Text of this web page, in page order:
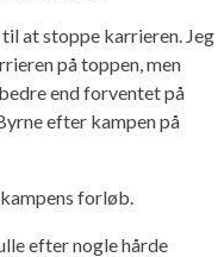
at stoppe karrieren. Jeg
på toppen, men
end forventet på
efter kampen på
forløb.
efter nogle hårde